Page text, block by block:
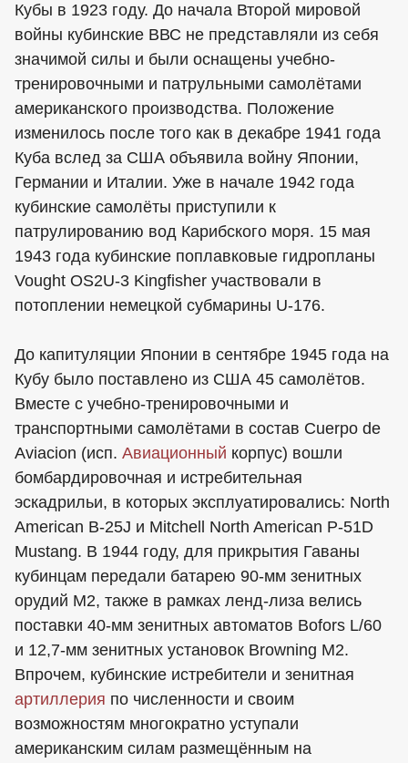
Кубы в 1923 году. До начала Второй мировой
войны кубинские ВВС не представляли из себя
значимой силы и были оснащены учебно-
тренировочными и патрульными самолётами
американского производства. Положение
изменилось после того как в декабре 1941 года
Куба вслед за США объявила войну Японии,
Германии и Италии. Уже в начале 1942 года
кубинские самолёты приступили к
патрулированию вод Карибского моря. 15 мая
1943 года кубинские поплавковые гидропланы
Vought OS2U-3 Kingfisher участвовали в
потоплении немецкой субмарины U-176.
До капитуляции Японии в сентябре 1945 года на
Кубу было поставлено из США 45 самолётов.
Вместе с учебно-тренировочными и
транспортными самолётами в состав Cuerpo de
Aviacion (исп. Авиационный корпус) вошли
бомбардировочная и истребительная
эскадрильи, в которых эксплуатировались: North
American B-25J и Mitchell North American P-51D
Mustang. В 1944 году, для прикрытия Гаваны
кубинцам передали батарею 90-мм зенитных
орудий М2, также в рамках ленд-лиза велись
поставки 40-мм зенитных автоматов Bofors L/60
и 12,7-мм зенитных установок Browning M2.
Впрочем, кубинские истребители и зенитная
артиллерия по численности и своим
возможностям многократно уступали
американским силам размещённым на